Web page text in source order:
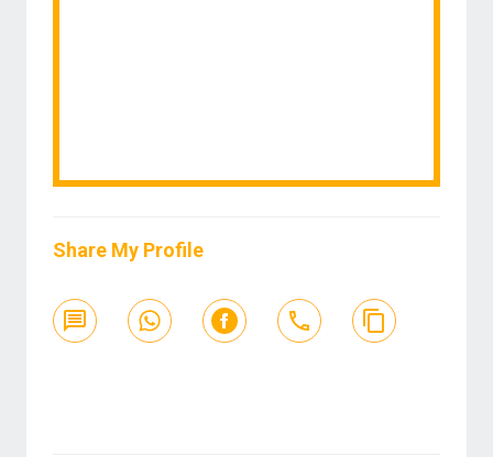
Share My Profile